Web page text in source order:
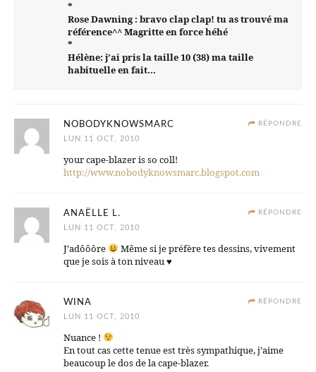
*
Rose Dawning : bravo clap clap! tu as trouvé ma
référence^^ Magritte en force héhé
*
Hélène: j’ai pris la taille 10 (38) ma taille
habituelle en fait…
RÉPONDRE
NOBODYKNOWSMARC
LUN 11 OCT, 2010
your cape-blazer is so coll!
http://www.nobodyknowsmarc.blogspot.com
RÉPONDRE
ANAËLLE L.
LUN 11 OCT, 2010
J’adôôôre
Même si je préfère tes dessins, vivement
que je sois à ton niveau♥
RÉPONDRE
WINA
LUN 11 OCT, 2010
Nuance !
En tout cas cette tenue est très sympathique, j’aime
beaucoup le dos de la cape-blazer.